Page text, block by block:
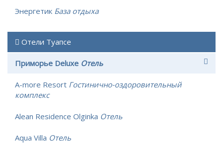
Энергетик База отдыха
Отели Туапсе
Приморье Deluxe Отель
A-more Resort Гостинично-оздоровительный
комплекс
Alean Residence Olginka Отель
Aqua Villa Отель